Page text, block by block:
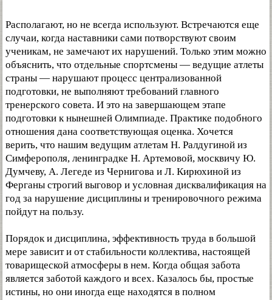
Располагают, но не всегда используют. Встречаются еще
случаи, когда наставники сами потворствуют своим
ученикам, не замечают их нарушений. Только этим можно
объяснить, что отдельные спортсмены — ведущие атлеты
страны — нарушают процесс централизованной
подготовки, не выполняют требований главного
тренерского совета. И это на завершающем этапе
подготовки к нынешней Олимпиаде. Практике подобного
отношения дана соответствующая оценка. Хочется
верить, что нашим ведущим атлетам Н. Ралдугиной из
Симферополя, ленинградке Н. Артемовой, москвичу Ю.
Думчеву, А. Легеде из Чернигова и Л. Кирюхиной из
Ферганы строгий выговор и условная дисквалификация на
год за нарушение дисциплины и тренировочного режима
пойдут на пользу.
Порядок и дисциплина, эффективность труда в большой
мере зависит и от стабильности коллектива, настоящей
товарищеской атмосферы в нем. Когда общая забота
является заботой каждого и всех. Казалось бы, простые
истины, но они иногда еще находятся в полном